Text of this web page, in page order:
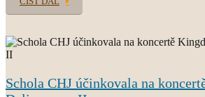
Schola CHJ účinkovala na